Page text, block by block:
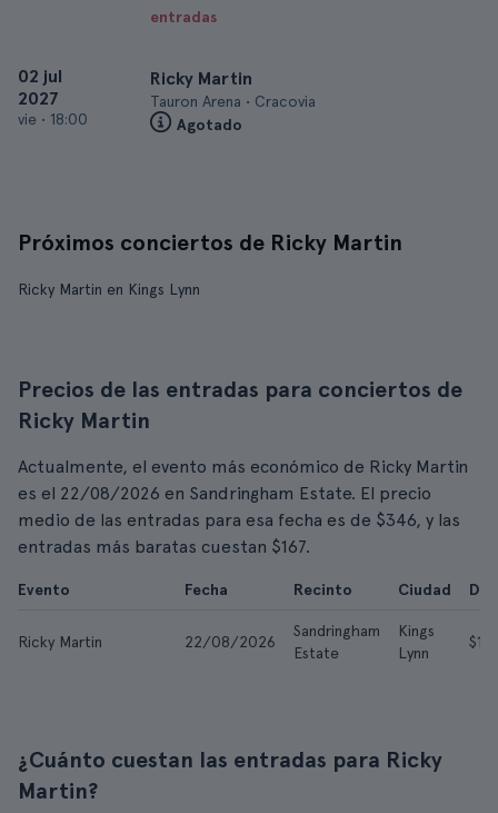
entradas
02 jul
2027
vie • 18:00
Ricky Martin
Tauron Arena • Cracovia
Agotado
Próximos conciertos de Ricky Martin
Ricky Martin en Kings Lynn
Precios de las entradas para conciertos de
Ricky Martin
Actualmente, el evento más económico de Ricky Martin
es el 22/08/2026 en Sandringham Estate. El precio
medio de las entradas para esa fecha es de $346, y las
entradas más baratas cuestan $167.
Evento Fecha Recinto Ciudad
Ricky Martin 22/08/2026
Sandringham
Estate
Kings
Lynn
¿Cuánto cuestan las entradas para Ricky
Martin?